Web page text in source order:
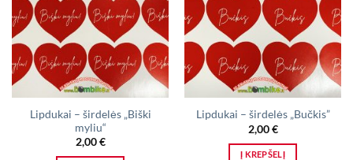
Lipdukai – širdelės „Biški
myliu“
2,00€
Lipdukai – širdelės „Bučkis”
2,00€
Į KREPŠELĮ